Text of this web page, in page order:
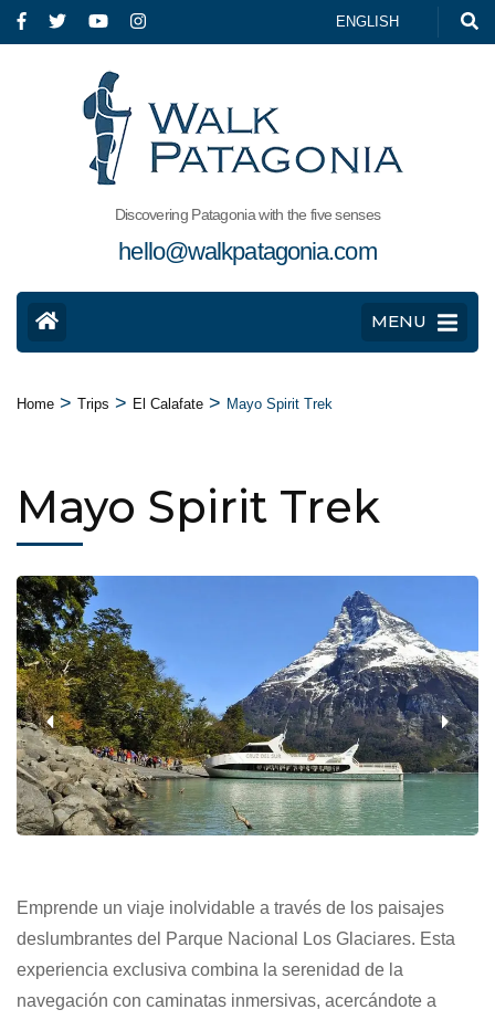
ENGLISH
Discovering Patagonia with the five senses
hello@walkpatagonia.com
MENU
Home > Trips > El Calafate > Mayo Spirit Trek
Mayo Spirit Trek
‹ ›
Emprende un viaje inolvidable a través de los paisajes
deslumbrantes del Parque Nacional Los Glaciares. Esta
experiencia exclusiva combina la serenidad de la
navegación con caminatas inmersivas, acercándote a